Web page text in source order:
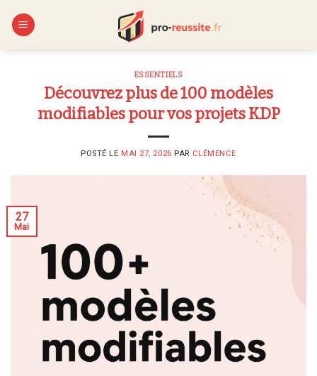
ESSENTIELS
Découvrez plus de 100 modèles
modifiables pour vos projets KDP
POSTÉ LE MAI 27, 2026 PAR CLÉMENCE
27
Mai